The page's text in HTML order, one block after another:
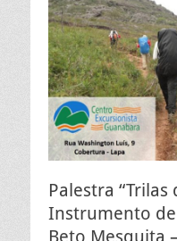
Palestra
Instrumento de
Beto Mesquita